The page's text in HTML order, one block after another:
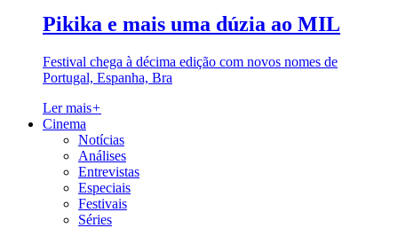
Pikika e mais uma dúzia ao MIL
Festival chega à décima edição com novos nomes de
Portugal, Espanha, Bra
Ler mais+
Cinema
Notícias
Análises
Entrevistas
Especiais
Festivais
Séries